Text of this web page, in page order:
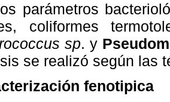
parámetros
coliformes
sp. y
se realizó según las
fenotipica